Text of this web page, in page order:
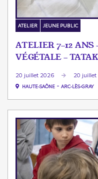
ATELIER JEUNE PUBLIC
ATELIER 7-12
VÉGÉTALE -
20 juillet 2026 20
HAUTE-SAÔNE - ARC-LÈS-GRAY